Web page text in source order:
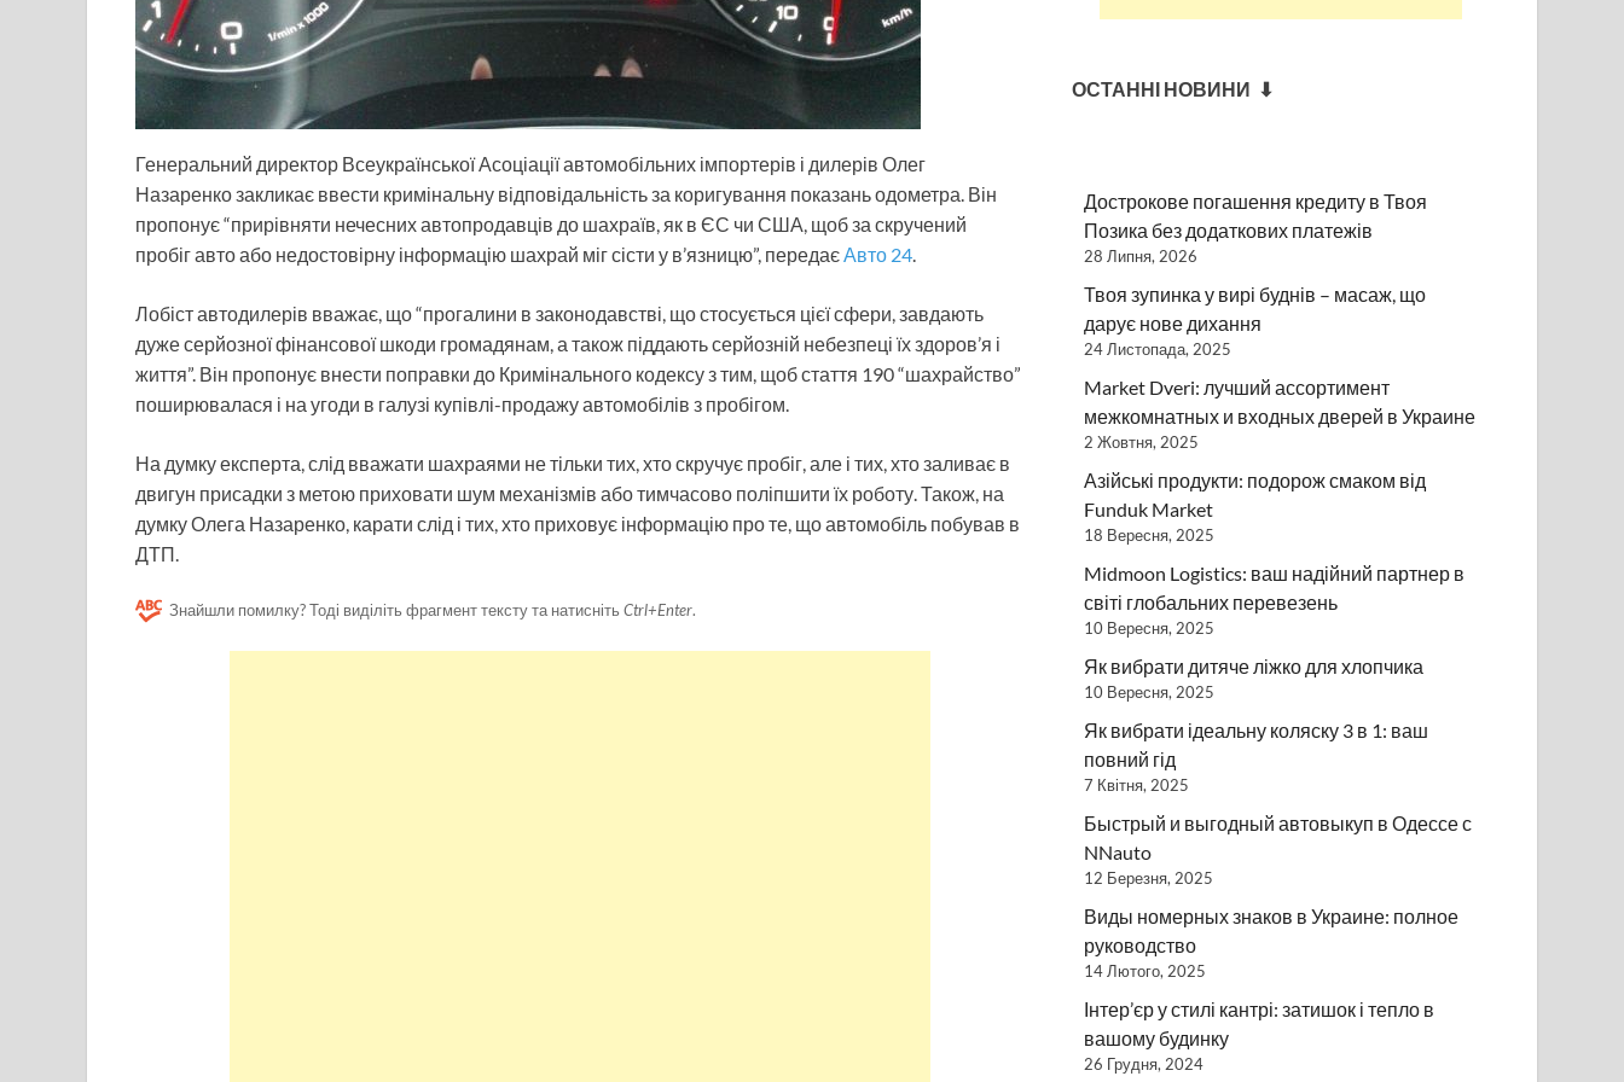
Генеральний директор Всеукраїнської Асоціації автомобільних імпортерів і дилерів Олег
Назаренко закликає ввести кримінальну відповідальність за коригування показань одометра. Він
пропонує “прирівняти нечесних автопродавців до шахраїв, як в ЄС чи США, щоб за скручений
пробіг авто або недостовірну інформацію шахрай міг сісти у в’язницю”, передаєАвто 24.
Лобіст автодилерів вважає, що “прогалини в законодавстві, що стосується цієї сфери, завдають
дуже серйозної фінансової шкоди громадянам, а також піддають серйозній небезпеці їх здоров’я і
життя”. Він пропонує внести поправки до Кримінального кодексу з тим, щоб стаття 190 “шахрайство”
поширювалася і на угоди в галузі купівлі-продажу автомобілів з пробігом.
На думку експерта, слід вважати шахраями не тільки тих, хто скручує пробіг, але і тих, хто заливає в
двигун присадки з метою приховати шум механізмів або тимчасово поліпшити їх роботу. Також, на
думку Олега Назаренко, карати слід і тих, хто приховує інформацію про те, що автомобіль побував в
ДТП.
Знайшли помилку? Тоді виділіть фрагмент тексту та натисніть Ctrl+Enter.
ОСТАННІ НОВИНИ ⬇
Дострокове погашення кредиту в Твоя
Позика без додаткових платежів
28 Липня, 2026
Твоя зупинка у вирі буднів – масаж, що
дарує нове дихання
24 Листопада, 2025
Market Dveri: лучший ассортимент
межкомнатных и входных дверей в Украине
2 Жовтня, 2025
Азійські продукти: подорож смаком від
Funduk Market
18 Вересня, 2025
Midmoon Logistics: ваш надійний партнер в
світі глобальних перевезень
10 Вересня, 2025
Як вибрати дитяче ліжко для хлопчика
10 Вересня, 2025
Як вибрати ідеальну коляску 3 в 1: ваш
повний гід
7 Квітня, 2025
Быстрый и выгодный автовыкуп в Одессе с
NNauto
12 Березня, 2025
Виды номерных знаков в Украине: полное
руководство
14 Лютого, 2025
Інтер’єр у стилі кантрі: затишок і тепло в
вашому будинку
26 Грудня, 2024